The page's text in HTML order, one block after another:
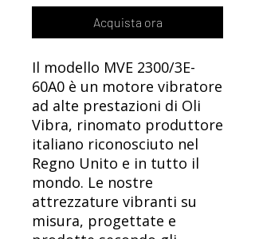
Acquista ora
Il modello MVE 2300/3E-
60A0 è un motore vibratore
ad alte prestazioni di Oli
Vibra, rinomato produttore
italiano riconosciuto nel
Regno Unito e in tutto il
mondo. Le nostre
attrezzature vibranti su
misura, progettate e